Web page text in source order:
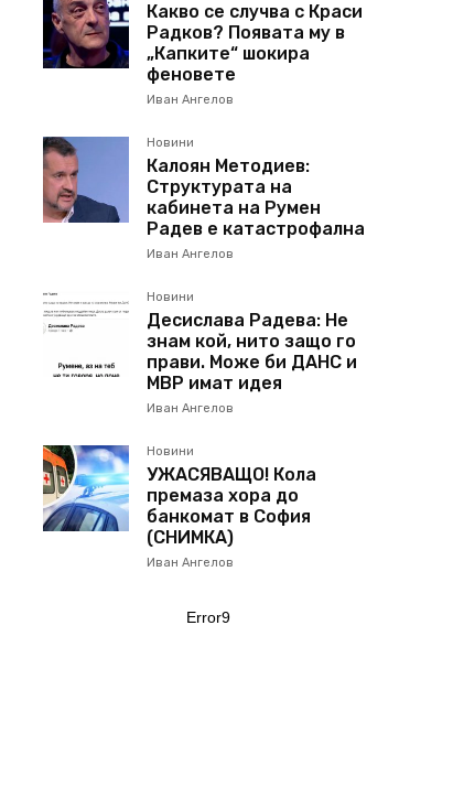
Какво се случва с Краси
Радков? Появата му в
„Капките“ шокира
феновете
Иван Ангелов
Новини
Калоян Методиев:
Структурата на
кабинета на Румен
Радев е катастрофална
Иван Ангелов
Новини
Десислава Радева: Не
знам кой, нито защо го
прави. Може би ДАНС и
МВР имат идея
Иван Ангелов
Новини
УЖАСЯВАЩО! Кола
премаза хора до
банкомат в София
(СНИМКА)
Иван Ангелов
Error9